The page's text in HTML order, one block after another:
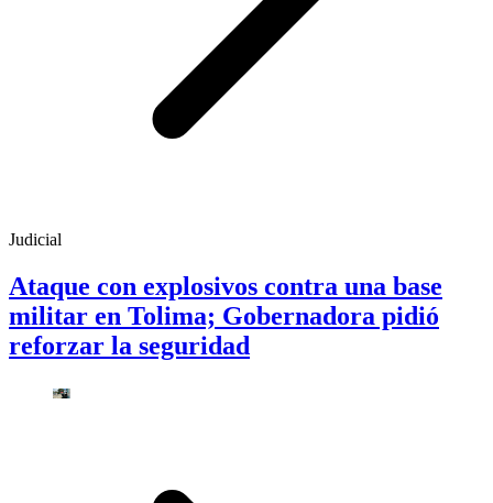
Judicial
Ataque con explosivos contra una base
militar en Tolima; Gobernadora pidió
reforzar la seguridad